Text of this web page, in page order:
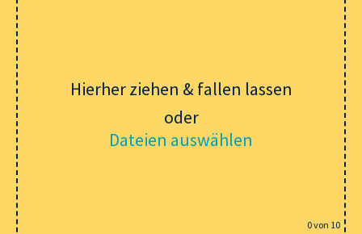
Hierher ziehen & fallen lassen
oder
Dateien auswählen
0von 10